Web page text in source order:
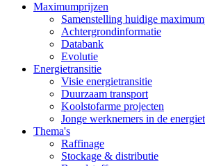
Maximumprijzen
Samenstelling huidige
Achtergrondinformatie
Databank
Evolutie
Energietransitie
Visie energietransitie
Duurzaam transport
Koolstofarme projecten
Jonge werknemers in de
Thema's
Raffinage
Stockage & distributie